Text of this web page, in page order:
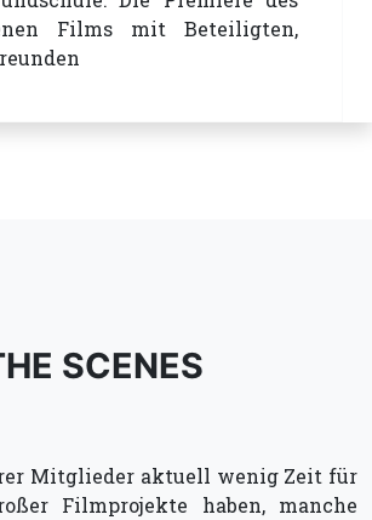
Films mit Beteiligten,
SCENES
Mitglieder aktuell wenig Zeit für
Filmprojekte haben, manche